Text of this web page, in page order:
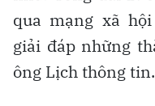
qua mạng xã
giải đáp những
ông Lịch thông tin.